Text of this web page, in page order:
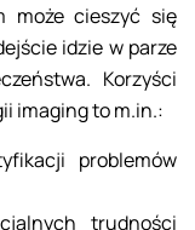
cieszyć się
idzie w parze
Korzyści
imaging to m.in.:
problemów
trudności